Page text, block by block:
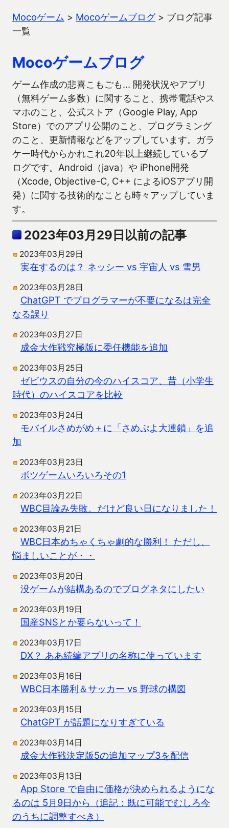
Mocoゲーム > Mocoゲームブログ> ブログ記事
一覧
Mocoゲームブログ
ゲーム作成の悲喜こもごも… 開発状況やアプリ
（無料ゲーム多数）に関すること、携帯電話やス
マホのこと、公式ストア（Google Play, App
Store）でのアプリ公開のこと、プログラミング
のこと、更新情報などをアップしています。ガラ
ケー時代からかれこれ20年以上継続しているブ
ログです。Android（java）や iPhone開発
（Xcode, Objective-C, C++ によるiOSアプリ開
発）に関する技術的なことも時々アップしていま
す。
2023年03月29日以前の記事
2023年03月29日
実在するのは？ ネッシー vs 宇宙人 vs 雪男
2023年03月28日
ChatGPT でプログラマーが不要になるは完全
なる誤り
2023年03月27日
成金大作戦究極版に委任機能を追加
2023年03月25日
ゼビウスの自分の今のハイスコア、昔（小学生
時代）のハイスコアを比較
2023年03月24日
モバイルさめがめ＋に「さめぷよ大連鎖」を追
加
2023年03月23日
ボツゲームいろいろその1
2023年03月22日
WBC目論み失敗。だけど良い日になりました！
2023年03月21日
WBC日本めちゃくちゃ劇的な勝利！ ただし、
悩ましいことが・・
2023年03月20日
没ゲームが結構あるのでブログネタにしたい
2023年03月19日
国産SNSとか要らないって！
2023年03月17日
DX？ ああ続編アプリの名称に使っています
2023年03月16日
WBC日本勝利＆サッカー vs 野球の構図
2023年03月15日
ChatGPT が話題になりすぎている
2023年03月14日
成金大作戦決定版5の追加マップ3を配信
2023年03月13日
App Store で自由に価格が決められるようにな
るのは 5月9日から（追記：既に可能でむしろ今
のうちに調整すべき）